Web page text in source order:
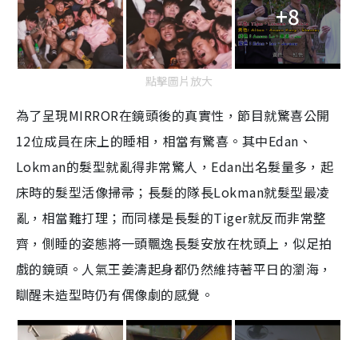
+8
點擊圖片放大
為了呈現MIRROR在鏡頭後的真實性，節目就驚喜公開
12位成員在床上的睡相，相當有驚喜。其中Edan、
Lokman的髮型就亂得非常驚人，Edan出名髮量多，起
床時的髮型活像掃帚；長髮的隊長Lokman就髮型最凌
亂，相當難打理；而同樣是長髮的Tiger就反而非常整
齊，側睡的姿態將一頭飄逸長髮安放在枕頭上，似足拍
戲的鏡頭。人氣王姜濤起身都仍然維持著平日的瀏海，
瞓醒未造型時仍有偶像劇的感覺。